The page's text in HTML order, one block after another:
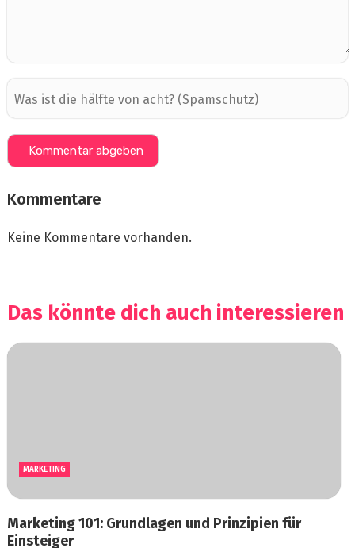
Kommentare
Keine Kommentare vorhanden.
Das könnte dich auch interessieren
MARKETING
Marketing 101: Grundlagen und Prinzipien für
Einsteiger